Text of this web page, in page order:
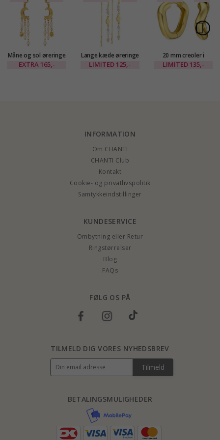
Måne og sol øreringe
i forgyldt messing -
EXTRA 165,-
Lange kæde øreringe
i forgyldt messing -
LIMITED 125,-
20 mm creoler i
forgyldt messing -
LIMITED 135,-
INFORMATION
Om CHANTI
CHANTI Club
Kontakt
Cookie- og privatlivspolitik
Samtykkeindstillinger
KUNDESERVICE
Ombytning eller Retur
Ringstørrelser
Blog
FAQs
FØLG OS PÅ
BETALINGSMULIGHEDER
TILMELD DIG VORES NYHEDSBREV
Tilmeld